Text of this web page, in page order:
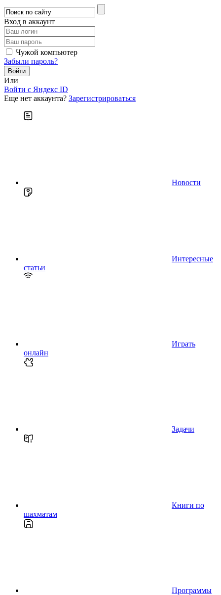
Вход в аккаунт
Чужой компьютер
Забыли пароль?
Или
Войти c Яндекс ID
Еще нет аккаунта? Зарегистрироваться
Новости
Интересные
статьи
Играть
онлайн
Задачи
Книги по
шахматам
Программы